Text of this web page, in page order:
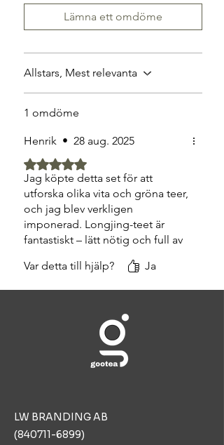
Lämna ett omdöme
Allstars, Mest relevanta
1 omdöme
Henrik • 28 aug. 2025
Betygsatt till 5 av 5 stjärnor.
Jag köpte detta set för att
utforska olika vita och gröna teer,
och jag blev verkligen
imponerad. Longjing-teet är
fantastiskt – lätt nötig och full av
jasminteet fyller hela rummet
verkligen hur hög kvaliteten är
Var detta till hjälp? Ja
LW BRANDING AB
(840711-6899)